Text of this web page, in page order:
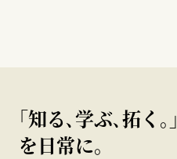
｢知る､学ぶ､拓く｡｣
を日常に。